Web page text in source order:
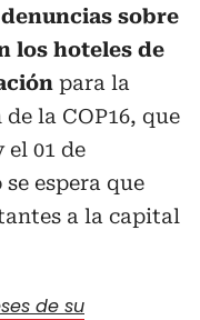
sobre
los hoteles de
para la
la COP16, que
el 01 de
espera que
a la capital
de su